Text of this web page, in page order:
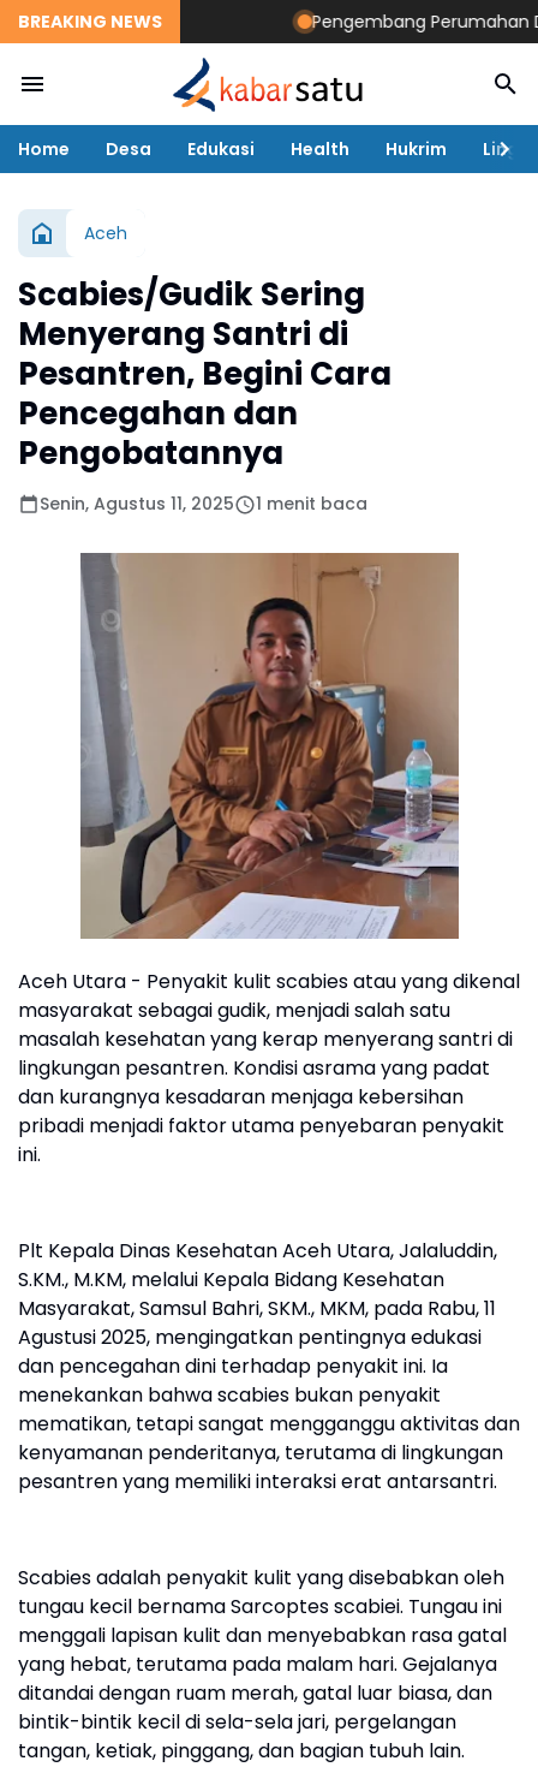
BREAKING NEWS Pengembang Perumahan
Home Desa Edukasi Health Hukrim
Aceh
Scabies/Gudik Sering
Menyerang Santri di
Pesantren, Begini Cara
Pencegahan dan
Pengobatannya
Senin, Agustus 11, 2025 1 menit baca
Aceh Utara - Penyakit kulit scabies atau yang dikenal
masyarakat sebagai gudik, menjadi salah satu
masalah kesehatan yang kerap menyerang santri di
lingkungan pesantren. Kondisi asrama yang padat
dan kurangnya kesadaran menjaga kebersihan
pribadi menjadi faktor utama penyebaran penyakit
ini.
Plt Kepala Dinas Kesehatan Aceh Utara, Jalaluddin,
S.KM., M.KM, melalui Kepala Bidang Kesehatan
Masyarakat, Samsul Bahri, SKM., MKM, pada Rabu, 11
Agustusi 2025, mengingatkan pentingnya edukasi
dan pencegahan dini terhadap penyakit ini. Ia
menekankan bahwa scabies bukan penyakit
mematikan, tetapi sangat mengganggu aktivitas dan
kenyamanan penderitanya, terutama di lingkungan
pesantren yang memiliki interaksi erat antarsantri.
Scabies adalah penyakit kulit yang disebabkan oleh
tungau kecil bernama Sarcoptes scabiei. Tungau ini
menggali lapisan kulit dan menyebabkan rasa gatal
yang hebat, terutama pada malam hari. Gejalanya
ditandai dengan ruam merah, gatal luar biasa, dan
bintik-bintik kecil di sela-sela jari, pergelangan
tangan, ketiak, pinggang, dan bagian tubuh lain.